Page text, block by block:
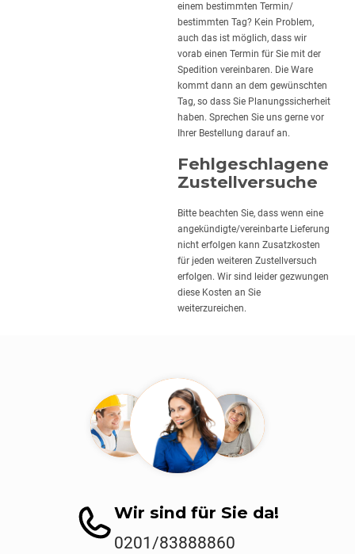
einem bestimmten Termin/
bestimmten Tag? Kein Problem,
auch das ist möglich, dass wir
vorab einen Termin für Sie mit der
Spedition vereinbaren. Die Ware
kommt dann an dem gewünschten
Tag, so dass Sie Planungssicherheit
haben. Sprechen Sie uns gerne vor
Ihrer Bestellung darauf an.
Fehlgeschlagene
Zustellversuche
Bitte beachten Sie, dass wenn eine
angekündigte/vereinbarte Lieferung
nicht erfolgen kann Zusatzkosten
für jeden weiteren Zustellversuch
erfolgen. Wir sind leider gezwungen
diese Kosten an Sie
weiterzureichen.
Wir sind für Sie da!
0201/83888860